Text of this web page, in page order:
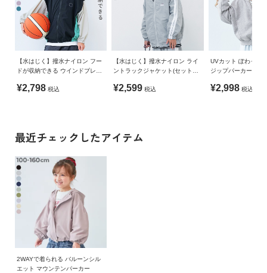
【水はじく】撥水ナイロン フー
ドが収納できる ウインドブレー
¥2,798 税込
【水はじく】撥水ナイロン ライ
ントラックジャケット(セットア
¥2,599 税込
UVカット ぽわっと
ジップパーカー
¥2,998 税込
最近チェックしたアイテム
2WAYで着られる バルーンシル
エット マウンテンパーカー